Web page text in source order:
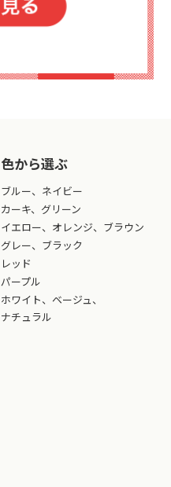
色から選ぶ
ブルー、ネイビー
カーキ、グリーン
イエロー、オレンジ、ブラウン
グレー、ブラック
レッド
パープル
ホワイト、ベージュ、
ナチュラル